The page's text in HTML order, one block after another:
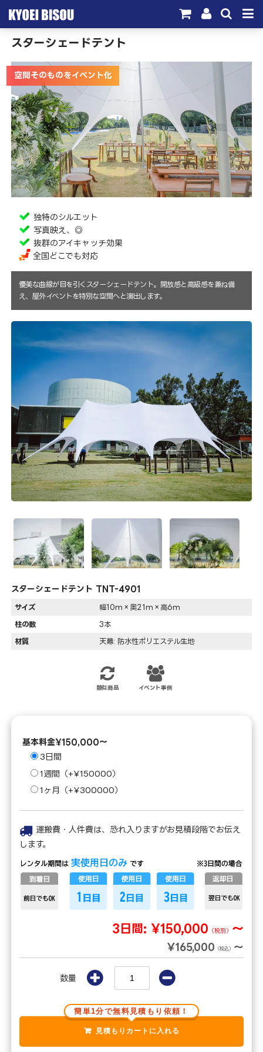
サービス
取引実績
施工実績
会社概要
お問い合わせ
スターシェードテント
空間そのものをイベント化
独特のシルエット
写真映え、◎
抜群のアイキャッチ効果
全国どこでも対応
優美な曲線が目を引くスターシェードテント。開放感と高級感を兼ね備
え、屋外イベントを特別な空間へと演出します。
スターシェードテント TNT-4901
サイズ 幅10m×奥21m×高6m
柱の数 3本
材質 天幕: 防水性ポリエステル生地
類似商品 イベント事例
基本料金¥150,000～
3日間
1週間（+¥150000）
1ヶ月（+¥300000）
運搬費・人件費は、恐れ入りますがお見積段階でお伝え
します。
3日間: ¥150,000 （税別） ～
¥165,000 （税込） ～
数量
簡単1分で無料見積もり依頼！